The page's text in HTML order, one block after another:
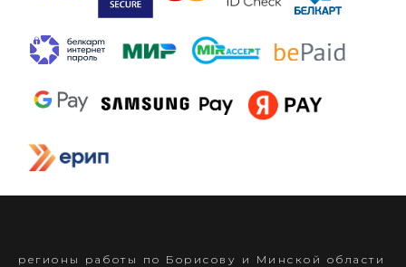
регионы работы по Борисову и Минской области